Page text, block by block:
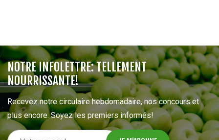
NOTRE INFOLETTRE: TELLEMENT
NOURRISSANTE!
Recevez notre circulaire hebdomadaire, nos concours et
plus encore. Soyez les premiers informés!